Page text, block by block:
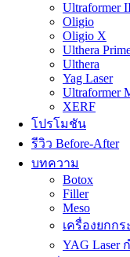
Ultraformer
Oligio
Oligio X
Ulthera
Ulthera
Yag Laser
Ultraformer
XERF
โปรโมชัน
รีวิว Before-After
บทความ
Botox
Filler
Meso
เครื่องยกก
YAG Laser